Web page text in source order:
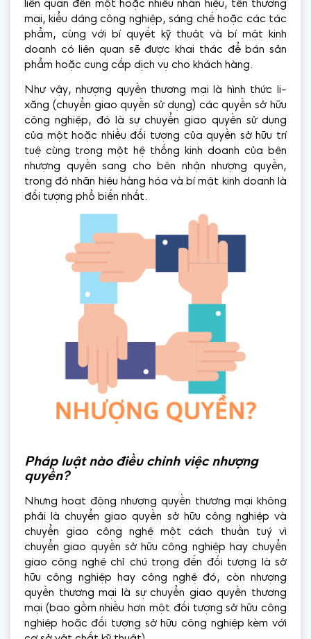
liên quan đến một hoặc nhiều nhãn hiệu, tên thương
mại, kiểu dáng công nghiệp, sáng chế hoặc các tác
phẩm, cùng với bí quyết kỹ thuật và bí mật kinh
doanh có liên quan sẽ được khai thác để bán sản
phẩm hoặc cung cấp dịch vụ cho khách hàng.
Như vậy, nhượng quyền thương mại là hình thức li-
xăng (chuyển giao quyền sử dụng) các quyền sở hữu
công nghiệp, đó là sự chuyển giao quyền sử dụng
của một hoặc nhiều đối tượng của quyền sở hữu trí
tuệ cùng trong một hệ thống kinh doanh của bên
nhượng quyền sang cho bên nhận nhượng quyền,
trong đó nhãn hiệu hàng hóa và bí mật kinh doanh là
đối tượng phổ biến nhất.
Pháp luật nào điều chỉnh việc nhượng
quyền?
Nhưng hoạt động nhượng quyền thương mại không
phải là chuyển giao quyền sở hữu công nghiệp và
chuyển giao công nghệ một cách thuần tuý vì
chuyển giao quyền sở hữu công nghiệp hay chuyển
giao công nghệ chỉ chú trọng đến đối tượng là sở
hữu công nghiệp hay công nghệ đó, còn nhượng
quyền thương mại là sự chuyển giao quyền thương
mại (bao gồm nhiều hơn một đối tượng sở hữu công
nghiệp hoặc đối tượng sở hữu công nghiệp kèm với